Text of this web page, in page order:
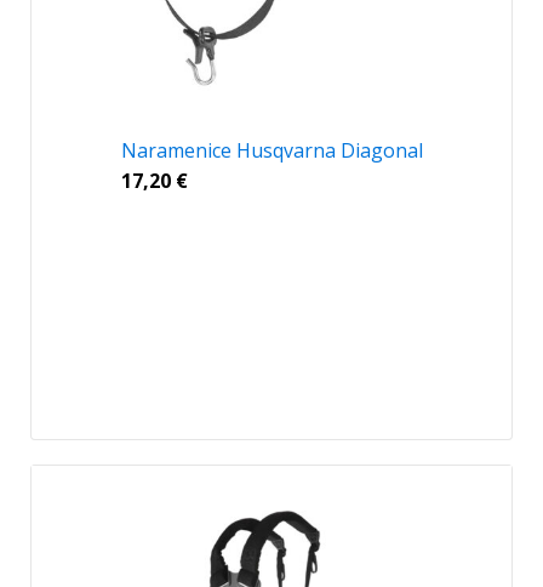
Naramenice Husqvarna Diagonal
17,20 €